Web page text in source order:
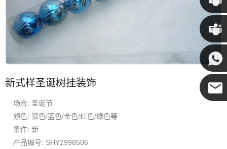
新式样圣诞树挂装饰
场合: 圣诞节
颜色: 银色/蓝色/金色/红色/绿色等
条件: 新
产品编号: SHY2998506
克里斯
· 肯尼 ·